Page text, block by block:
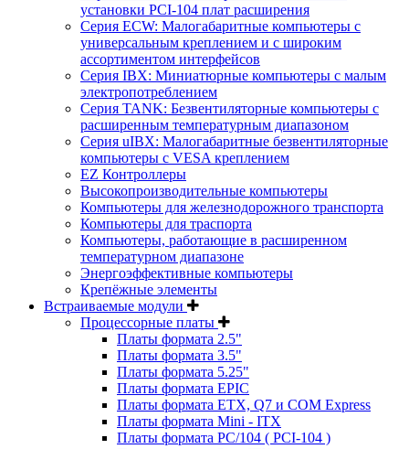
установки PCI-104 плат расширения
Серия ECW: Малогабаритные компьютеры с
универсальным креплением и с широким
ассортиментом интерфейсов
Серия IBX: Миниатюрные компьютеры с малым
электропотреблением
Серия TANK: Безвентиляторные компьютеры с
расширенным температурным диапазоном
Серия uIBX: Малогабаритные безвентиляторные
компьютеры с VESA креплением
EZ Контроллеры
Высокопроизводительные компьютеры
Компьютеры для железнодорожного транспорта
Компьютеры для траспорта
Компьютеры, работающие в расширенном
температурном диапазоне
Энергоэффективные компьютеры
Крепёжные элементы
Встраиваемые модули
Процессорные платы
Платы формата 2.5"
Платы формата 3.5"
Платы формата 5.25"
Платы формата EPIC
Платы формата ETX, Q7 и COM Express
Платы формата Mini - ITX
Платы формата PC/104 ( PCI-104 )